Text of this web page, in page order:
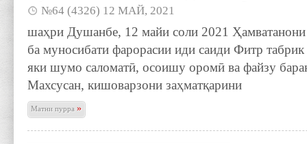
№64 (4326) 12 МАЙ, 2021
шаҳри Душанбе, 12 майи соли 2021
ба муносибати фарорасии иди саиди Фитр
яки шумо саломатӣ, осоишу оромӣ ва файзу
Махсусан, кишоварзони заҳматқарини
Матни пурра»